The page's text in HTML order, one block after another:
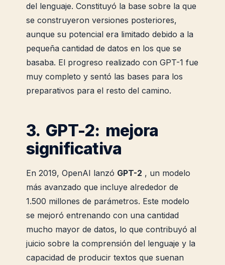
del lenguaje. Constituyó la base sobre la que
se construyeron versiones posteriores,
aunque su potencial era limitado debido a la
pequeña cantidad de datos en los que se
basaba. El progreso realizado con GPT-1 fue
muy completo y sentó las bases para los
preparativos para el resto del camino.
3. GPT-2: mejora
significativa
En 2019, OpenAI lanzó GPT-2 , un modelo
más avanzado que incluye alrededor de
1.500 millones de parámetros. Este modelo
se mejoró entrenando con una cantidad
mucho mayor de datos, lo que contribuyó al
juicio sobre la comprensión del lenguaje y la
capacidad de producir textos que suenan